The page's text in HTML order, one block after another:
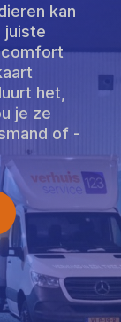
kan
juiste
comfort
het,
je ze
of -